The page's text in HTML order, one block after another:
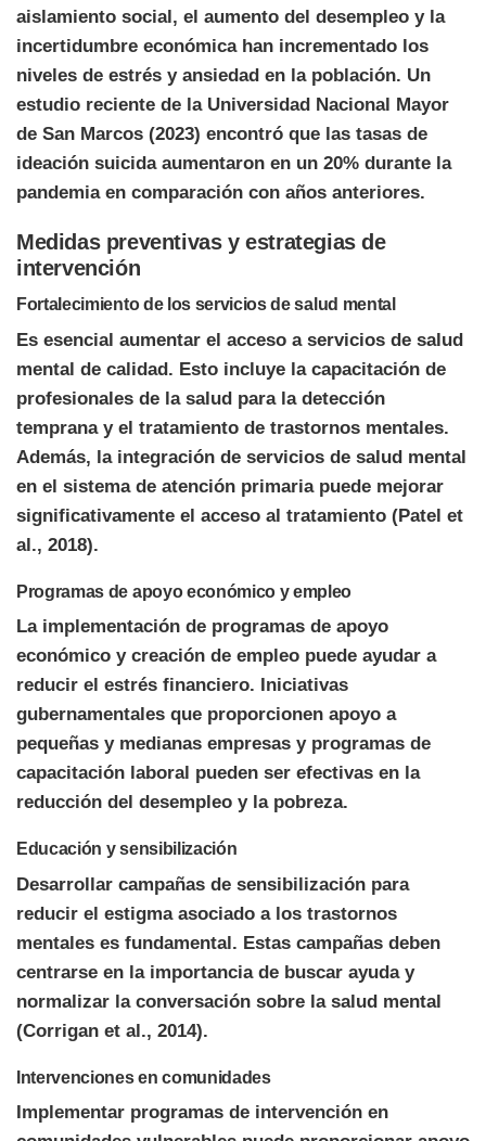
aislamiento social, el aumento del desempleo y la
incertidumbre económica han incrementado los
niveles de estrés y ansiedad en la población. Un
estudio reciente de la Universidad Nacional Mayor
de San Marcos (2023) encontró que las tasas de
ideación suicida aumentaron en un 20% durante la
pandemia en comparación con años anteriores.
Medidas preventivas y estrategias de
intervención
Fortalecimiento de los servicios de salud mental
Es esencial aumentar el acceso a servicios de salud
mental de calidad. Esto incluye la capacitación de
profesionales de la salud para la detección
temprana y el tratamiento de trastornos mentales.
Además, la integración de servicios de salud mental
en el sistema de atención primaria puede mejorar
significativamente el acceso al tratamiento (Patel et
al., 2018).
Programas de apoyo económico y empleo
La implementación de programas de apoyo
económico y creación de empleo puede ayudar a
reducir el estrés financiero. Iniciativas
gubernamentales que proporcionen apoyo a
pequeñas y medianas empresas y programas de
capacitación laboral pueden ser efectivas en la
reducción del desempleo y la pobreza.
Educación y sensibilización
Desarrollar campañas de sensibilización para
reducir el estigma asociado a los trastornos
mentales es fundamental. Estas campañas deben
centrarse en la importancia de buscar ayuda y
normalizar la conversación sobre la salud mental
(Corrigan et al., 2014).
Intervenciones en comunidades
Implementar programas de intervención en